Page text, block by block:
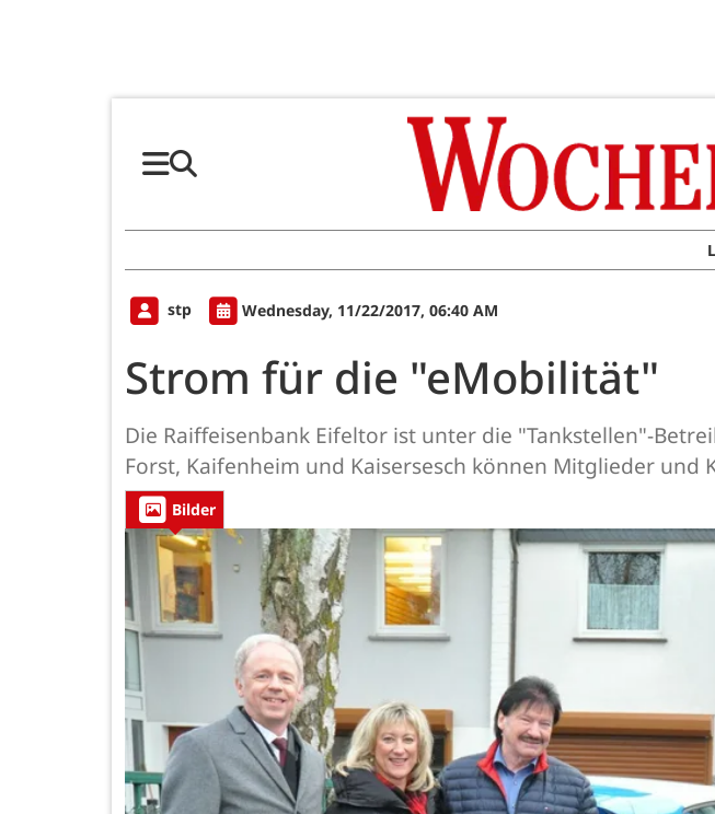
stp Wednesday, 11/22/2017, 06:40 AM
Strom für die "eMobilität"
Die Raiffeisenbank Eifeltor ist unter die "Tankstellen"-
Forst, Kaifenheim und Kaisersesch können Mitglieder
Bilder